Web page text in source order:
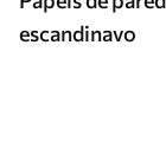
escandinavo